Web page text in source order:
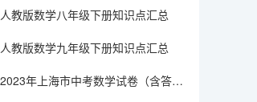
人教版数学八年级下册知识点汇总
人教版数学九年级下册知识点汇总
2023年上海市中考数学试卷（含答案）